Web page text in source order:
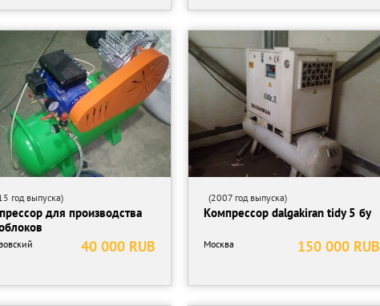
год выпуска)
для производства
40 000 RUB
(2007 год выпуска)
Компрессор dalgakiran tidy 5 бу
150 000 RUB
Москва